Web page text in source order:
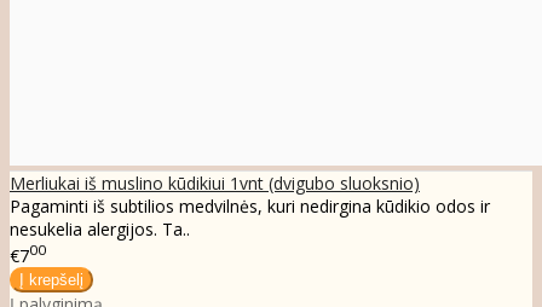
Merliukai iš muslino kūdikiui 1vnt (dvigubo sluoksnio)
Pagaminti iš subtilios medvilnės, kuri nedirgina kūdikio odos ir
nesukelia alergijos. Ta..
€700